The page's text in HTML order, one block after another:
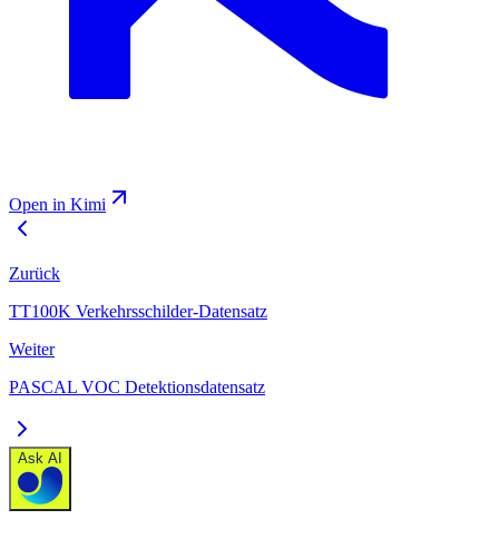
Open in Kimi
Zurück
TT100K Verkehrsschilder-Datensatz
Weiter
PASCAL VOC Detektionsdatensatz
Ask AI